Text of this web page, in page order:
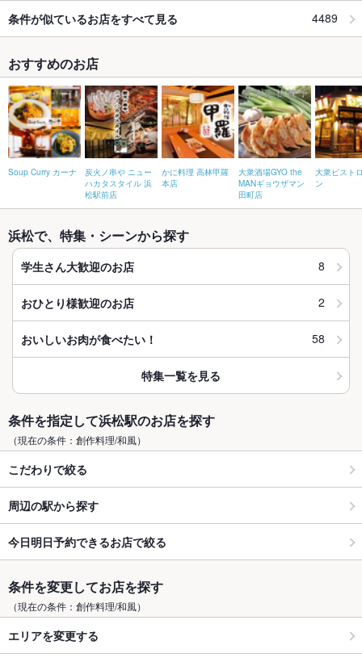
条件が似ているお店をすべて見る 4489
おすすめのお店
Soup Curry カーナ
炭火ノ串や ニュー
ハカタスタイル 浜
松駅前店
かに料理 高林甲羅
本店
大衆酒場GYO the
MANギョウザマン
田町店
大衆ビスト
ン
浜松で、特集・シーンから探す
学生さん大歓迎のお店 8
おひとり様歓迎のお店 2
おいしいお肉が食べたい！ 58
特集一覧を見る
条件を指定して浜松駅のお店を探す
（現在の条件：創作料理/和風）
こだわりで絞る
周辺の駅から探す
今日明日予約できるお店で絞る
条件を変更してお店を探す
（現在の条件：創作料理/和風）
エリアを変更する